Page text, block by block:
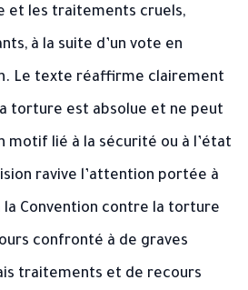
et les traitements cruels,
à la suite d’un vote en
Le texte réaffirme clairement
torture est absolue et ne peut
motif lié à la sécurité ou à l’état
ravive l’attention portée à
la Convention contre la torture
confronté à de graves
traitements et de recours